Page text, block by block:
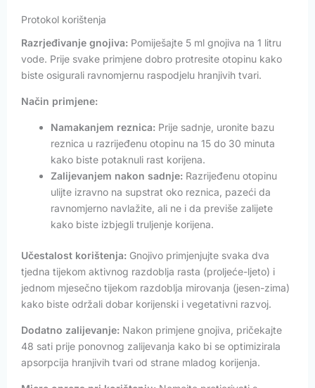
Protokol korištenja
Razrjeđivanje gnojiva: Pomiješajte 5 ml gnojiva na 1 litru
vode. Prije svake primjene dobro protresite otopinu kako
biste osigurali ravnomjernu raspodjelu hranjivih tvari.
Način primjene:
Namakanjem reznica: Prije sadnje, uronite bazu
reznica u razrijeđenu otopinu na 15 do 30 minuta
kako biste potaknuli rast korijena.
Zalijevanjem nakon sadnje: Razrijeđenu otopinu
ulijte izravno na supstrat oko reznica, pazeći da
ravnomjerno navlažite, ali ne i da previše zalijete
kako biste izbjegli truljenje korijena.
Učestalost korištenja: Gnojivo primjenjujte svaka dva
tjedna tijekom aktivnog razdoblja rasta (proljeće-ljeto) i
jednom mjesečno tijekom razdoblja mirovanja (jesen-zima)
kako biste održali dobar korijenski i vegetativni razvoj.
Dodatno zalijevanje: Nakon primjene gnojiva, pričekajte
48 sati prije ponovnog zalijevanja kako bi se optimizirala
apsorpcija hranjivih tvari od strane mladog korijenja.